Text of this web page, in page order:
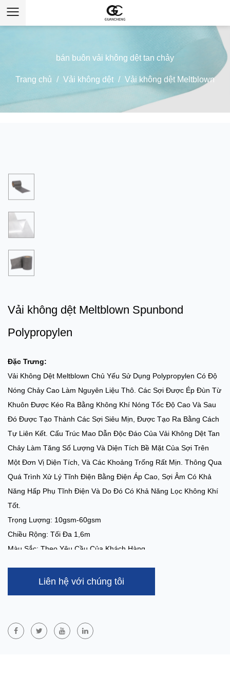
bán buôn vải không dệt tan chảy
Trang chủ / Vải không dệt / Vải không dệt Meltblown
Vải không dệt Meltblown Spunbond
Polypropylen
Đặc Trưng:
Vải Không Dệt Meltblown Chủ Yếu Sử Dụng Polypropylen Có Độ
Nóng Chảy Cao Làm Nguyên Liệu Thô. Các Sợi Được Ép Đùn Từ
Khuôn Được Kéo Ra Bằng Không Khí Nóng Tốc Độ Cao Và Sau
Đó Được Tạo Thành Các Sợi Siêu Mịn, Được Tạo Ra Bằng Cách
Tự Liên Kết. Cấu Trúc Mao Dẫn Độc Đáo Của Vải Không Dệt Tan
Chảy Làm Tăng Số Lượng Và Diện Tích Bề Mặt Của Sợi Trên
Một Đơn Vị Diện Tích, Và Các Khoảng Trống Rất Mịn. Thông Qua
Quá Trình Xử Lý Tĩnh Điện Bằng Điện Áp Cao, Sợi Âm Có Khả
Năng Hấp Phụ Tĩnh Điện Và Do Đó Có Khả Năng Lọc Không Khí
Tốt.
Trọng Lượng: 10gsm-60gsm
Chiều Rộng: Tối Đa 1,6m
Màu Sắc: Theo Yêu Cầu Của Khách Hàng
Phương Pháp Điều Trị Đặc Biệt:Chống Cồn, Chống Máu,
Lau, V.v.
Liên hệ với chúng tôi